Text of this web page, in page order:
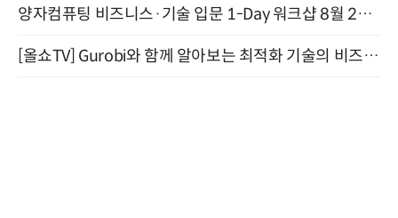
양자컴퓨팅 비즈니스·기술 입문 1-Day 워크샵 8월 28일 개최
[올쇼TV] Gurobi와 함께 알아보는 최적화 기술의 비즈니스 활용 (8월 20일 생방송)